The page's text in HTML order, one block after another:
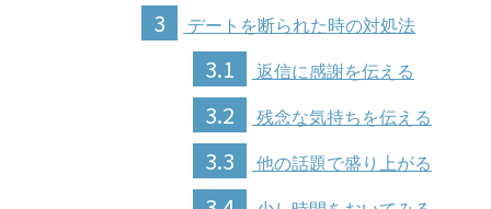
3 デートを断られた時の対処法
3.1 返信に感謝を伝える
3.2 残念な気持ちを伝える
3.3 他の話題で盛り上がる